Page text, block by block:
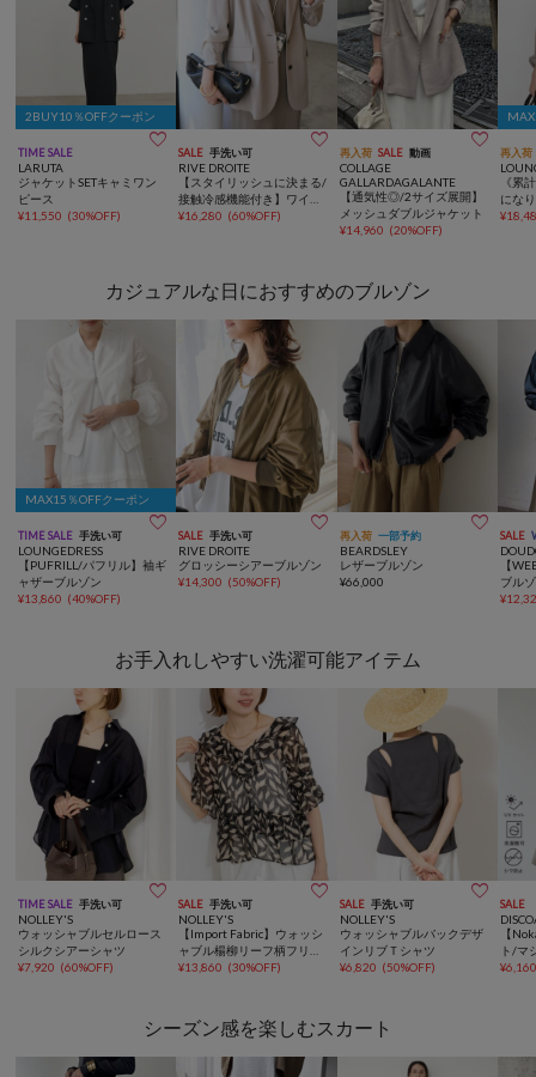
2BUY10％OFFクーポン
TIME SALE 
LARUTA
ジャケットSETキャミワン
ピース
¥11,550 (30%OFF)
SALE 手洗い可 
RIVE DROITE
【スタイリッシュに決まる/
接触冷感機能付き】ワイド
ショルダージャケット
¥16,280 (60%OFF)
再入荷 SALE 動画 
COLLAGE
GALLARDAGALANTE
【通気性◎/2サイズ展開】
メッシュダブルジャケット
¥14,960 (20%OFF)
再入荷
《累
にな
イク
¥
カジュアルな日におすすめのブルゾン
MAX15％OFFクーポン
TIME SALE 手洗い可 
LOUNGEDRESS
【PUFRILL/パフリル】袖ギ
ャザーブルゾン
¥13,860 (40%OFF)
SALE 手洗い可 
RIVE DROITE
グロッシーシアーブルゾン
¥14,300 (50%OFF)
再入荷 一部予約 
BEARDSLEY
レザーブルゾン
¥66,000
SALE
【
ブル
¥
お手入れしやすい洗濯可能アイテム
TIME SALE 手洗い可 
NOLLEY'S
ウォッシャブルセルロース
シルクシアーシャツ
¥7,920 (60%OFF)
SALE 手洗い可 
NOLLEY'S
【Import Fabric】ウォッシ
ャブル楊柳リーフ柄フリル
ブラウス
¥13,860 (30%OFF)
SALE 手洗い可 
NOLLEY'S
ウォッシャブルバックデザ
インリブＴシャツ
¥6,820 (50%OFF)
SALE
【
ト/マ
半袖
¥
シーズン感を楽しむスカート